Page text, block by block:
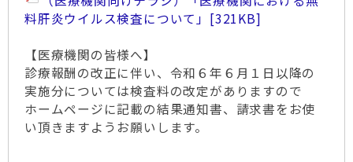
料肝炎ウイルス検査について」 [321KB]
【医療機関の皆様へ】
診療報酬の改正に伴い、令和６年６月１日以降の
実施分については検査料の改定がありますので
ホームページに記載の結果通知書、請求書をお使
い頂きますようお願いします。